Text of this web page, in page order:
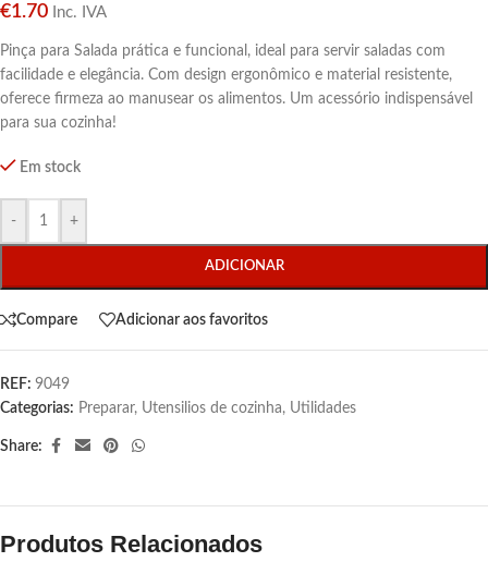
€1.70 Inc. IVA
Pinça para Salada prática e funcional, ideal para servir saladas com
facilidade e elegância. Com design ergonômico e material resistente,
oferece firmeza ao manusear os alimentos. Um acessório indispensável
para sua cozinha!
Em stock
- +
ADICIONAR
Compare Adicionar aos favoritos
REF: 9049
Categorias: Preparar, Utensilios de cozinha, Utilidades
Share:
Produtos Relacionados